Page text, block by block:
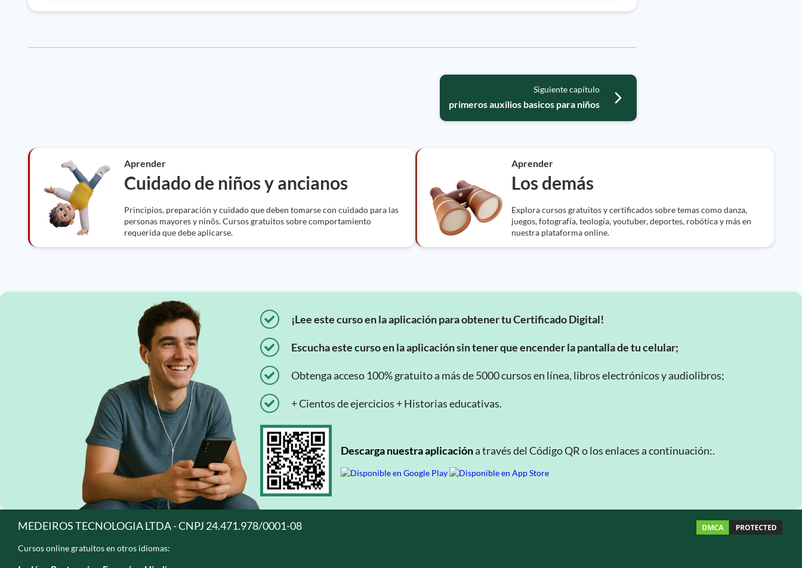
Siguiente capítulo
primeros auxilios basicos para niños
Aprender
Cuidado de niños y ancianos
Principios, preparación y cuidado que deben tomarse con cuidado para las
personas mayores y ninõs. Cursos gratuitos sobre comportamiento
requerida que debe aplicarse.
Aprender
Los demás
Explora cursos gratuitos y certificados sobre temas como danza,
juegos, fotografía, teología, youtuber, deportes, robótica y más en
nuestra plataforma online.
¡Lee este curso en la aplicación para obtener tu Certificado Digital!
Escucha este curso en la aplicación sin tener que encender la pantalla de tu celular;
Obtenga acceso 100% gratuito a más de 5000 cursos en línea, libros electrónicos y audiolibros;
+ Cientos de ejercicios + Historias educativas.
Descarga nuestra aplicacióna través del Código QR o los enlaces a continuación:.
MEDEIROS TECNOLOGIA LTDA - CNPJ 24.471.978/0001-08
Cursos online gratuitos en otros idiomas: